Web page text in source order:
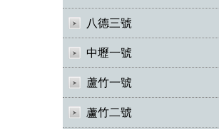
八德三號
中壢一號
蘆竹一號
蘆竹二號